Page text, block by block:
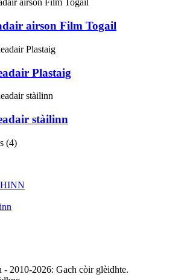
airson Film Togail
Plastaig
stàilinn
2010-2026: Gach còir glèidhte.